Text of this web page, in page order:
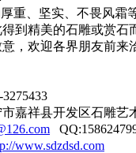
、坚实、不畏风霜
精美的石雕或赏石而
欢迎各界朋友前来
嘉祥县开发区石雕艺
www.sdzdsd.com